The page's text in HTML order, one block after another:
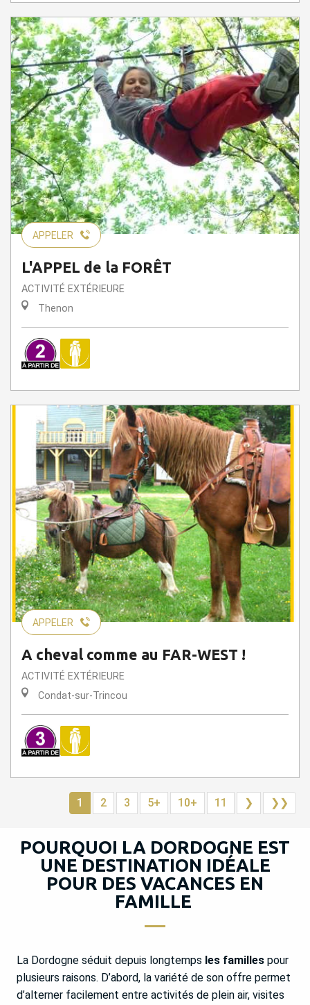
APPELER
L'APPEL de la FORÊT
ACTIVITÉ EXTÉRIEURE
Thenon
APPELER
A cheval comme au FAR-WEST !
ACTIVITÉ EXTÉRIEURE
Condat-sur-Trincou
1 2 3 5+ 10+ 11 ❯ ❯❯
POURQUOI LA DORDOGNE EST
UNE DESTINATION IDÉALE
POUR DES VACANCES EN
FAMILLE
La Dordogne séduit depuis longtemps les familles pour
plusieurs raisons. D’abord, la variété de son offre permet
d’alterner facilement entre activités de plein air, visites